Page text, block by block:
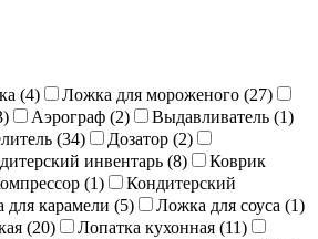
(4) Ложка для мороженого (27)
) Аэрограф (2) Выдавливатель (1)
(34) Дозатор (2)
инвентарь (8)
Коврик
(1)
Кондитерский
для карамели (5) Ложка для соуса (1)
(20) Лопатка кухонная (11)